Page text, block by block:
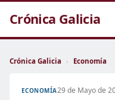
Crónica Galicia
Crónica Galicia › Economía
ECONOMÍA29 de Mayo de